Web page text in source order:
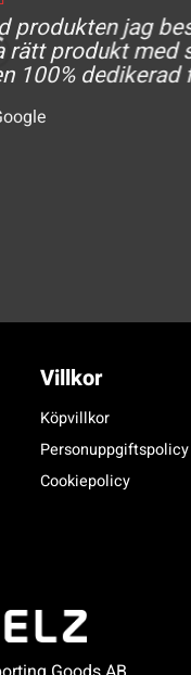
produkten jag
produkt med
100% dedikerad
Villkor
Köpvillkor
Personuppgiftspolicy
Cookiepolicy